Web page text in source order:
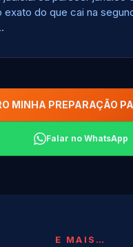
exato do que cai na
MINHA PREPARAÇÃO
Falar no WhatsApp
E MAIS…